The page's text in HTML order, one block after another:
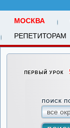
МОСКВА
РЕПЕТИТОРАМ
ПЕРВЫЙ УРОК
ПОИСК